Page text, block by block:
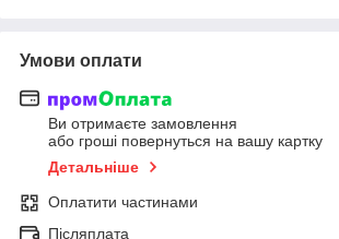
Умови оплати
Ви отримаєте замовлення
або гроші повернуться на вашу картку
Детальніше
Оплатити частинами
Післяплата